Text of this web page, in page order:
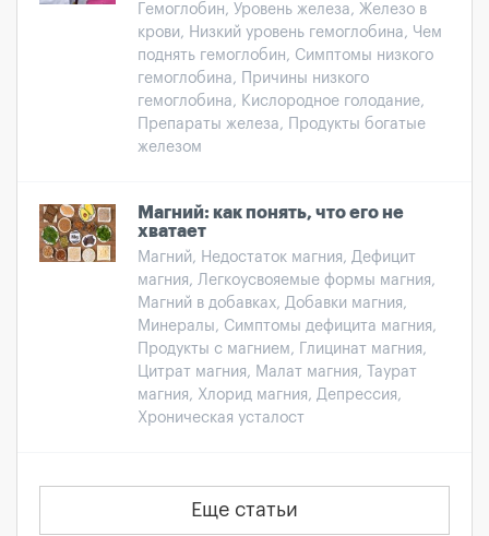
Гемоглобин, Уровень железа, Железо в
крови, Низкий уровень гемоглобина, Чем
поднять гемоглобин, Симптомы низкого
гемоглобина, Причины низкого
гемоглобина, Кислородное голодание,
Препараты железа, Продукты богатые
железом
Магний: как понять, что его не
хватает
Магний, Недостаток магния, Дефицит
магния, Легкоусвояемые формы магния,
Магний в добавках, Добавки магния,
Минералы, Симптомы дефицита магния,
Продукты с магнием, Глицинат магния,
Цитрат магния, Малат магния, Таурат
магния, Хлорид магния, Депрессия,
Хроническая усталост
Еще статьи